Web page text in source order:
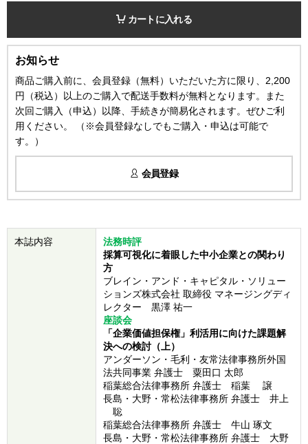
カートに入れる
お知らせ
商品ご購入前に、会員登録（無料）いただいた方に限り、2,200
円（税込）以上のご購入で配送手数料が無料となります。また
次回ご購入（申込）以降、手続きが簡易化されます。ぜひご利
用ください。 （※会員登録なしでもご購入・申込は可能で
す。）
会員登録
本誌内容
法務時評
採算可視化に着眼した中小企業との関わり
方
ブレイン・アンド・キャピタル・ソリュー
ションズ株式会社 取締役 マネージングディ
レクター 黒澤 祐一
座談会
「企業価値担保権」利活用に向けた課題解
決への検討（上）
アンダーソン・毛利・友常法律事務所外国
法共同事業 弁護士 粟田口 太郎
稲葉総合法律事務所 弁護士 稲葉 譲
長島・大野・常松法律事務所 弁護士 井上
聡
稲葉総合法律事務所 弁護士 牛山 琢文
長島・大野・常松法律事務所 弁護士 大野